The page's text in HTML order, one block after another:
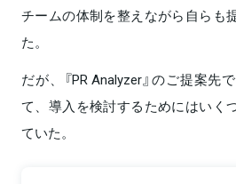
チームの体制を整えながら自らも
た。
だが、『PR Analyzer』のご提案先
て、導入を検討するためにはいく
ていた。